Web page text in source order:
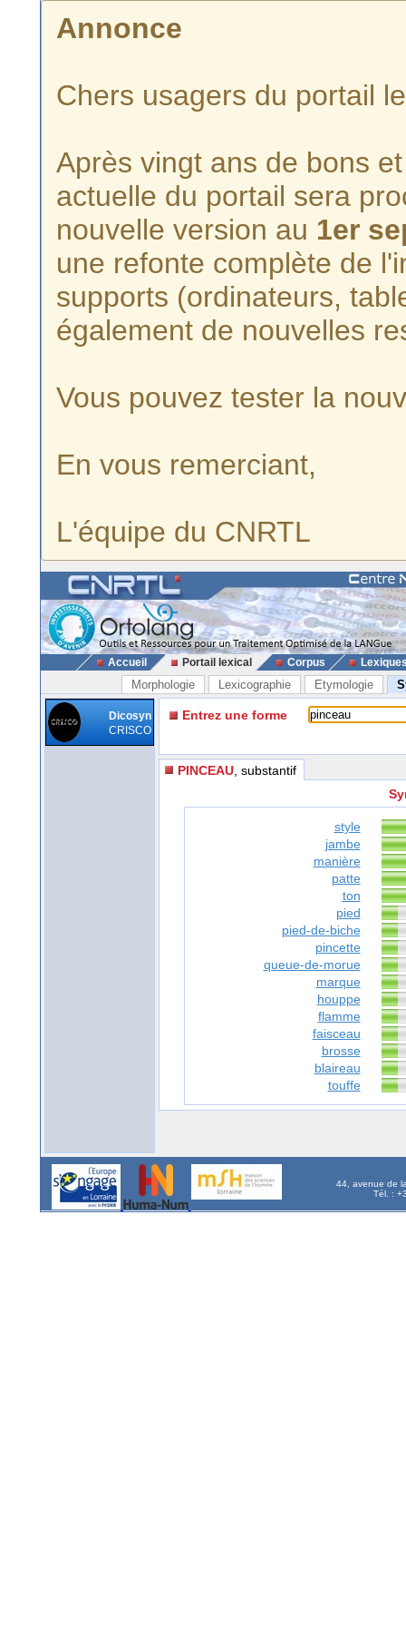
Annonce
Chers usagers du portail
Après vingt ans de bons
actuelle du portail sera
nouvelle version au 1er
une refonte complète de
supports (ordinateurs,
également de nouvelles
Vous pouvez tester la
En vous remerciant,
L'équipe du CNRTL
Accueil Portail lexical Corpus
Morphologie Lexicographie Etymologie
Dicosyn
CRISCO
Entrez une forme
PINCEAU , substantif
style
jambe
manière
patte
ton
pied
pied-de-biche
pincette
queue-de-morue
marque
houppe
flamme
faisceau
brosse
blaireau
touffe
44, avenue de
Tél. :